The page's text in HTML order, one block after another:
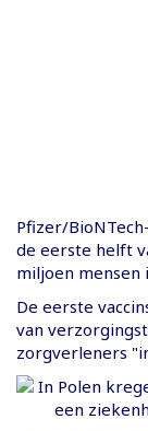
Pfizer/
de eerste helft
miljoen mensen
De eerste
van
zorgverleners